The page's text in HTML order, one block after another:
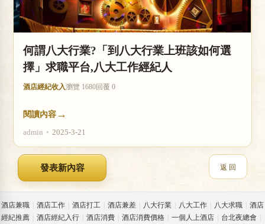
何謂八大行業?「到八大行業上班該如何選
擇」求職平台,八大工作經紀人
酒店經紀收入瀏覽 1680回覆 0
閱讀內容 →
admin • 2025-3-21
返 回
酒店兼職 酒店工作 酒店打工 酒店兼差 八大行業 八大工作 八大求職
酒店
經紀推薦
酒店經紀入行 酒店消費 酒店消費價格 一個人上酒店 台北夜總會